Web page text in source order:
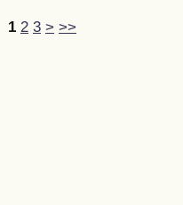
1 2 3 > >>